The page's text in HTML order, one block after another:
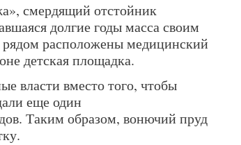
смердящий отстойник
долгие годы масса своим
рядом расположены медицинский
детская площадка.
власти вместо того, чтобы
еще один
Таким образом, вонючий пруд